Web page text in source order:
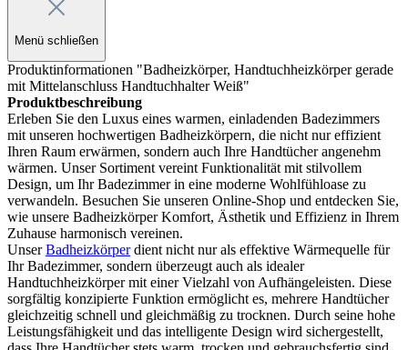
Menü schließen
Produktinformationen "Badheizkörper, Handtuchheizkörper gerade
mit Mittelanschluss Handtuchhalter Weiß"
Produktbeschreibung
Erleben Sie den Luxus eines warmen, einladenden Badezimmers
mit unseren hochwertigen Badheizkörpern, die nicht nur effizient
Ihren Raum erwärmen, sondern auch Ihre Handtücher angenehm
wärmen. Unser Sortiment vereint Funktionalität mit stilvollem
Design, um Ihr Badezimmer in eine moderne Wohlfühloase zu
verwandeln. Besuchen Sie unseren Online-Shop und entdecken Sie,
wie unsere Badheizkörper Komfort, Ästhetik und Effizienz in Ihrem
Zuhause harmonisch vereinen.
UnserBadheizkörperdient nicht nur als effektive Wärmequelle für
Ihr Badezimmer, sondern überzeugt auch als idealer
Handtuchheizkörper mit einer Vielzahl von Aufhängeleisten. Diese
sorgfältig konzipierte Funktion ermöglicht es, mehrere Handtücher
gleichzeitig schnell und gleichmäßig zu trocknen. Durch seine hohe
Leistungsfähigkeit und das intelligente Design wird sichergestellt,